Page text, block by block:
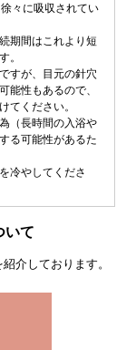
々に吸収されてい
期間はこれより短
。
すが、目元の針穴
能性もあるので、
てください。
（長時間の入浴や
る可能性があるた
冷やしてくださ
いて
介しております。